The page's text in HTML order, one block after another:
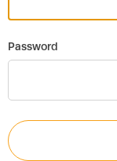
Password